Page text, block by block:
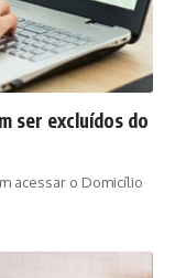
ser excluídos do
acessar o Domicílio